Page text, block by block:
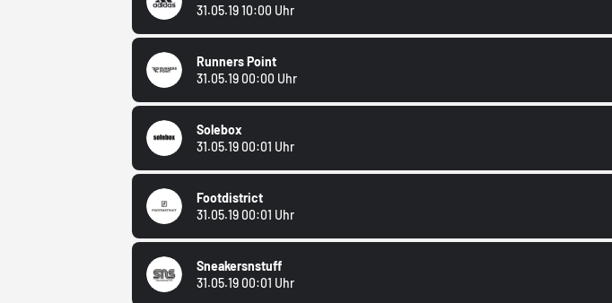
31.05.19 10:00 Uhr
Runners Point
31.05.19 00:00 Uhr
Solebox
31.05.19 00:01 Uhr
Footdistrict
31.05.19 00:01 Uhr
Sneakersnstuff
31.05.19 00:01 Uhr